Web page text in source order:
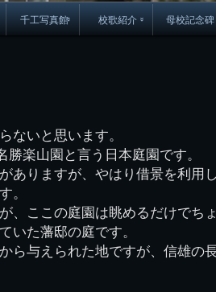
代
会
千工写真館
40周年
50周年
60周年
70周年
生実校舎以前 寒川校舎時代
千葉商業学校時代
昭和18年卒業アル
生実校舎以降 生実校舎の建設
生実移転
生実移転落成式典
校歌紹介 母校記念碑
ないと思います。
楽山園と言う日本庭園です。
ありますが、やはり借景を利用
。
、ここの庭園は眺めるだけでち
いた藩邸の庭です。
ら与えられた地ですが、信雄の